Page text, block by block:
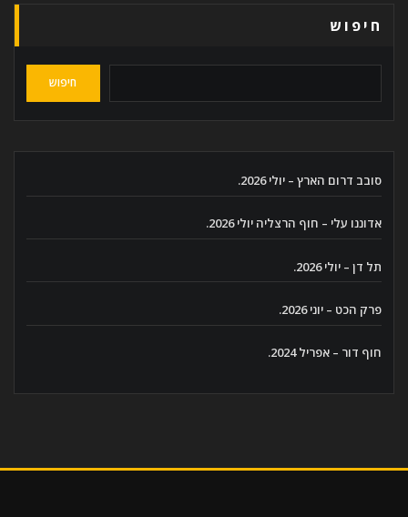
חיפוש
חיפוש
סובב דרום הארץ – יולי 2026.
אדוננו עלי – חוף הרצליה יולי 2026.
תל דן – יולי 2026.
פרק הכט – יוני 2026.
חוף דור – אפריל 2024.